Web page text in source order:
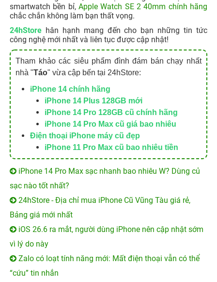
smartwatch bền bỉ, Apple Watch SE 2 40mm chính hãng
chắc chắn không làm bạn thất vọng.
24hStore hân hạnh mang đến cho bạn những tin tức
công nghệ mới nhất và liên tục được cập nhật!
Tham khảo các siêu phẩm đình đám bán chạy nhất
nhà "Táo" vừa cập bến tại 24hStore:
iPhone 14 chính hãng
iPhone 14 Plus 128GB mới
iPhone 14 Pro 128GB cũ chính hãng
iPhone 14 Pro Max cũ giá bao nhiêu
Điện thoại iPhone máy cũ đẹp
iPhone 11 Pro Max cũ bao nhiêu tiền
iPhone 14 Pro Max sạc nhanh bao nhiêu W? Dùng củ
sạc nào tốt nhất?
24hStore - Địa chỉ mua iPhone Cũ Vũng Tàu giá rẻ,
Bảng giá mới nhất
iOS 26.6 ra mắt, người dùng iPhone nên cập nhật sớm
vì lý do này
Zalo có loạt tính năng mới: Mất điện thoại vẫn có thể
“cứu” tin nhắn